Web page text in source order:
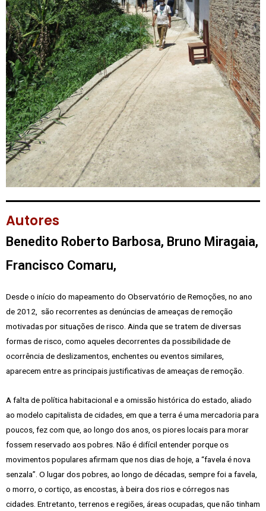
Autores
Benedito Roberto Barbosa, Bruno Miragaia,
Francisco Comaru, Giovana B
Desde o início do mapeamento do Observatório de Remoções, no ano
de 2012, são recorrentes as denúncias de ameaças de remoção
motivadas por situações de risco. Ainda que se tratem de diversas
formas de risco, como aqueles decorrentes da possibilidade de
ocorrência de deslizamentos, enchentes ou eventos similares,
aparecem entre as principais justificativas de ameaças de remoção.
A falta de política habitacional e a omissão histórica do estado, aliado
ao modelo capitalista de cidades, em que a terra é uma mercadoria para
poucos, fez com que, ao longo dos anos, os piores locais para morar
fossem reservado aos pobres. Não é difícil entender porque os
movimentos populares afirmam que nos dias de hoje, a “favela é nova
senzala”. O lugar dos pobres, ao longo de décadas, sempre foi a favela,
o morro, o cortiço, as encostas, à beira dos rios e córregos nas
cidades. Entretanto, terrenos e regiões, áreas ocupadas, que não tinham